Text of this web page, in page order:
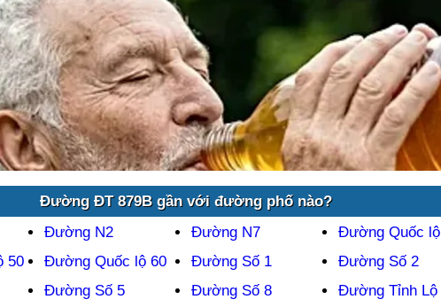
Đường ĐT 879B gần với đường phố nào?
Đường N2 Đường N7
Đường Quốc
50
Đường Quốc lộ 60 Đường Số 1
Đường Số 2
Đường Số 5 Đường Số 8
Đường Tỉnh Lộ